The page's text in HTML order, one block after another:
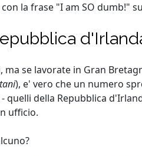
la frase "I am SO dumb!"
ma se lavorate in Gran
), e' vero che un numero
quelli della Repubblica
ufficio.